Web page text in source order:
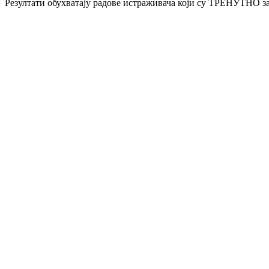
Резултати обухватају радове истраживача који су ТРЕНУТНО